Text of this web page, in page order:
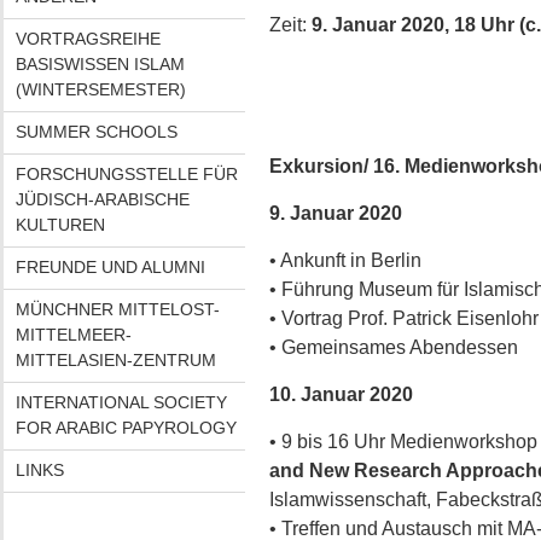
VORTRAGSREIHE
BASISWISSEN ISLAM
(WINTERSEMESTER)
SUMMER SCHOOLS
FORSCHUNGSSTELLE FÜR
JÜDISCH-ARABISCHE
KULTUREN
FREUNDE UND ALUMNI
MÜNCHNER MITTELOST-
MITTELMEER-
MITTELASIEN-ZENTRUM
INTERNATIONAL SOCIETY
FOR ARABIC PAPYROLOGY
LINKS
Zeit: 9. Januar 2020, 18 Uhr
Exkursion/ 16.
9. Januar 2020
• Ankunft in Berlin
• Führung Museum für
• Vortrag Prof. Patrick Eisenlohr
• Gemeinsames Abendessen
10. Januar 2020
• 9 bis 16 Uhr Medienworkshop
and New Research
Islamwissenschaft,
• Treffen und Austausch mit